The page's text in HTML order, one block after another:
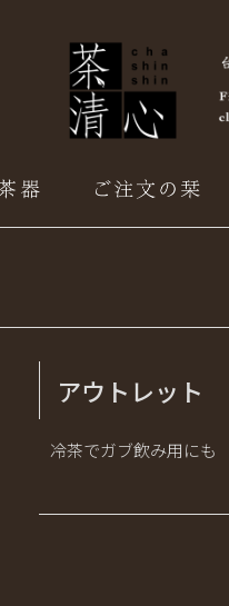
アウトレット
冷茶でガブ飲み用にも